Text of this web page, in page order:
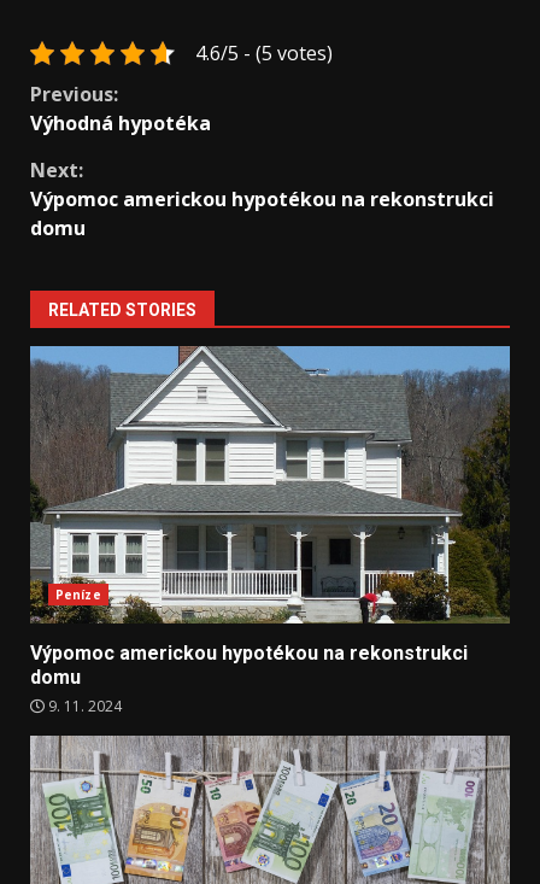
4.6/5 - (5 votes)
Continue
Reading
Previous:
Výhodná hypotéka
Next:
Výpomoc americkou hypotékou na rekonstrukci
domu
RELATED STORIES
Peníze
Výpomoc americkou hypotékou na rekonstrukci
domu
9. 11. 2024